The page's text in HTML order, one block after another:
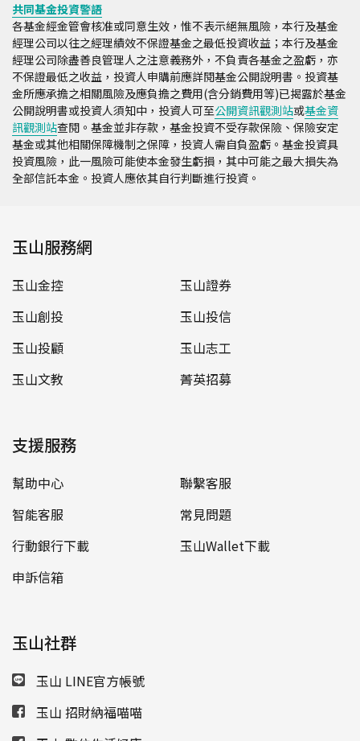
共同基金投資警語
各基金經金管會核准或同意生效，惟不表示絕無風險，本行及基金
經理公司以往之經理績效不保證基金之最低投資收益；本行及基金
經理公司除盡善良管理人之注意義務外，不負責各基金之盈虧，亦
不保證最低之收益，投資人申購前應詳閱基金公開說明書。投資基
金所應承擔之相關風險及應負擔之費用(含分銷費用等)已揭露於基金
公開說明書或投資人須知中，投資人可至公開資訊觀測站或基金資
訊觀測站查閱。基金並非存款，基金投資不受存款保險、保險安定
基金或其他相關保障機制之保障，投資人需自負盈虧。基金投資具
投資風險，此一風險可能使本金發生虧損，其中可能之最大損失為
全部信託本金。投資人應依其自行判斷進行投資。
玉山服務網
玉山金控
玉山證券
玉山創投
玉山投信
玉山投顧
玉山志工
玉山文教
菁英招募
支援服務
幫助中心
聯繫客服
智能客服
常見問題
行動銀行下載
玉山Wallet下載
申訴信箱
玉山社群
玉山 LINE官方帳號
玉山 招財納福喵喵